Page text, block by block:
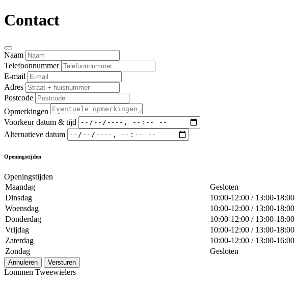
Contact
Naam
Telefoonnummer
E-mail
Adres
Postcode
Opmerkingen
Voorkeur datum & tijd
Alternatieve datum
Openingstijden
Openingstijden
Maandag
Gesloten
Dinsdag
10:00-12:00 / 13:00-18:00
Woensdag
10:00-12:00 / 13:00-18:00
Donderdag
10:00-12:00 / 13:00-18:00
Vrijdag
10:00-12:00 / 13:00-18:00
Zaterdag
10:00-12:00 / 13:00-16:00
Zondag
Gesloten
Annuleren Versturen
Lommen Tweewielers